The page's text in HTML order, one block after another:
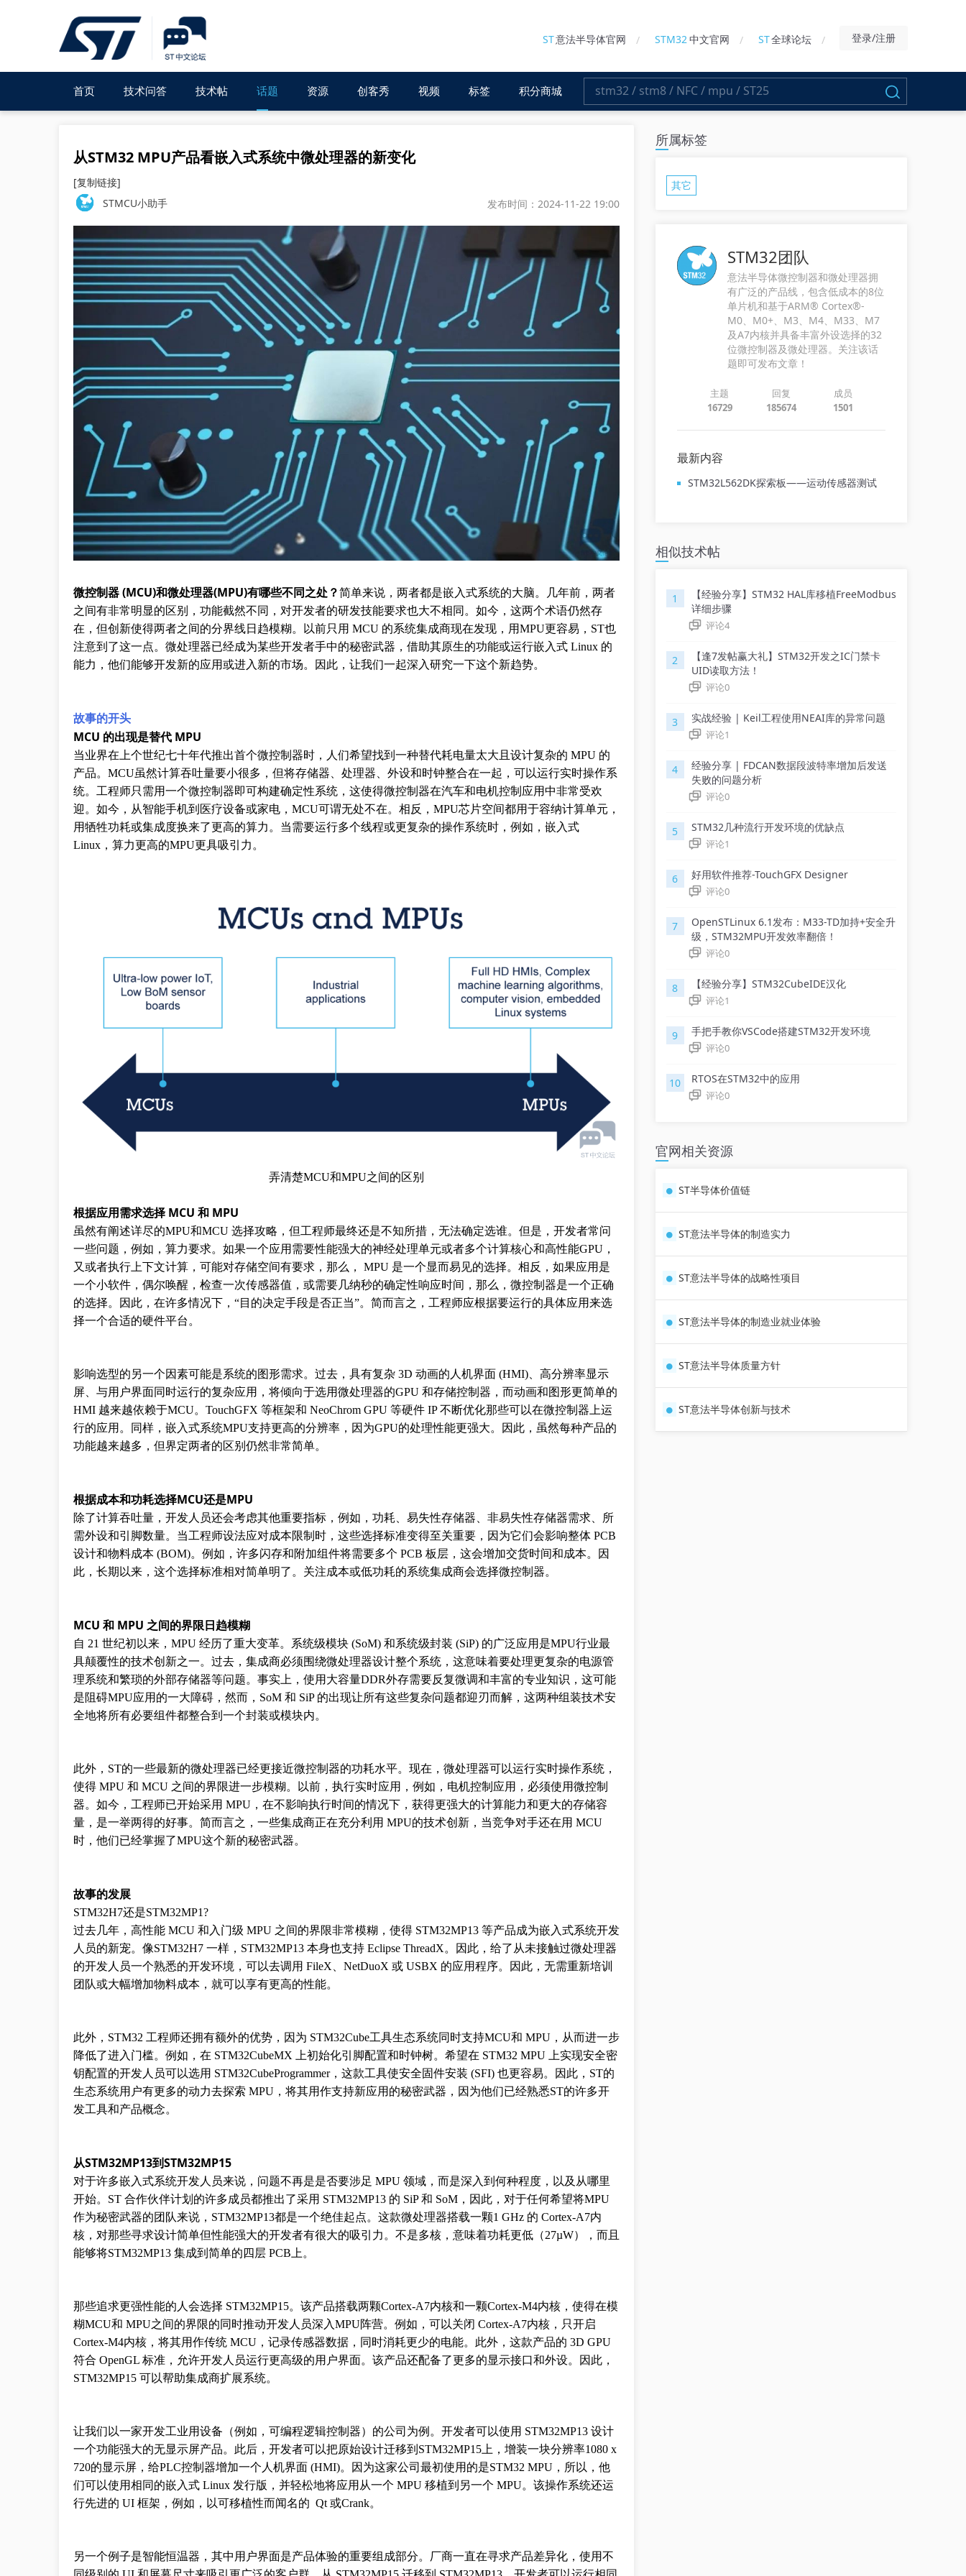
ST意法半导体官网 STM32中文官网 ST全球论坛 登录/注册
首页 技术问答 技术帖 话题 资源 创客秀 视频 标签 积分商城
从STM32 MPU产品看嵌入式系统中微处理器的新变化
[复制链接]
STMCU小助手
发布时间：2024-11-22 19:00
微控制器 (MCU)和微处理器(MPU)有哪些不同之处？简单来说，两者都是嵌入式系统的大脑。几年前，两者
之间有非常明显的区别，功能截然不同，对开发者的研发技能要求也大不相同。如今，这两个术语仍然存
在，但创新使得两者之间的分界线日趋模糊。以前只用 MCU 的系统集成商现在发现，用MPU更容易，ST也
注意到了这一点。微处理器已经成为某些开发者手中的秘密武器，借助其原生的功能或运行嵌入式 Linux 的
能力，他们能够开发新的应用或进入新的市场。因此，让我们一起深入研究一下这个新趋势。
故事的开头
MCU 的出现是替代 MPU
当业界在上个世纪七十年代推出首个微控制器时，人们希望找到一种替代耗电量太大且设计复杂的 MPU 的
产品。MCU虽然计算吞吐量要小很多，但将存储器、处理器、外设和时钟整合在一起，可以运行实时操作系
统。工程师只需用一个微控制器即可构建确定性系统，这使得微控制器在汽车和电机控制应用中非常受欢
迎。如今，从智能手机到医疗设备或家电，MCU可谓无处不在。相反，MPU芯片空间都用于容纳计算单元，
用牺牲功耗或集成度换来了更高的算力。当需要运行多个线程或更复杂的操作系统时，例如，嵌入式
Linux，算力更高的MPU更具吸引力。
弄清楚MCU和MPU之间的区别
根据应用需求选择 MCU 和 MPU
虽然有阐述详尽的MPU和MCU 选择攻略，但工程师最终还是不知所措，无法确定选谁。但是，开发者常问
一些问题，例如，算力要求。如果一个应用需要性能强大的神经处理单元或者多个计算核心和高性能GPU，
又或者执行上下文计算，可能对存储空间有要求，那么， MPU 是一个显而易见的选择。相反，如果应用是
一个小软件，偶尔唤醒，检查一次传感器值，或需要几纳秒的确定性响应时间，那么，微控制器是一个正确
的选择。因此，在许多情况下，“目的决定手段是否正当”。简而言之，工程师应根据要运行的具体应用来选
择一个合适的硬件平台。
影响选型的另一个因素可能是系统的图形需求。过去，具有复杂 3D 动画的人机界面 (HMI)、高分辨率显示
屏、与用户界面同时运行的复杂应用，将倾向于选用微处理器的GPU 和存储控制器，而动画和图形更简单的
HMI 越来越依赖于MCU。TouchGFX 等框架和 NeoChrom GPU 等硬件 IP 不断优化那些可以在微控制器上运
行的应用。同样，嵌入式系统MPU支持更高的分辨率，因为GPU的处理性能更强大。因此，虽然每种产品的
功能越来越多，但界定两者的区别仍然非常简单。
根据成本和功耗选择MCU还是MPU
除了计算吞吐量，开发人员还会考虑其他重要指标，例如，功耗、易失性存储器、非易失性存储器需求、所
需外设和引脚数量。当工程师设法应对成本限制时，这些选择标准变得至关重要，因为它们会影响整体 PCB
设计和物料成本 (BOM)。例如，许多闪存和附加组件将需要多个 PCB 板层，这会增加交货时间和成本。因
此，长期以来，这个选择标准相对简单明了。关注成本或低功耗的系统集成商会选择微控制器。
MCU 和 MPU 之间的界限日趋模糊
自 21 世纪初以来，MPU 经历了重大变革。系统级模块 (SoM) 和系统级封装 (SiP) 的广泛应用是MPU行业最
具颠覆性的技术创新之一。过去，集成商必须围绕微处理器设计整个系统，这意味着要处理更复杂的电源管
理系统和繁琐的外部存储器等问题。事实上，使用大容量DDR外存需要反复微调和丰富的专业知识，这可能
是阻碍MPU应用的一大障碍，然而，SoM 和 SiP 的出现让所有这些复杂问题都迎刃而解，这两种组装技术安
全地将所有必要组件都整合到一个封装或模块内。
此外，ST的一些最新的微处理器已经更接近微控制器的功耗水平。现在，微处理器可以运行实时操作系统，
使得 MPU 和 MCU 之间的界限进一步模糊。以前，执行实时应用，例如，电机控制应用，必须使用微控制
器。如今，工程师已开始采用 MPU，在不影响执行时间的情况下，获得更强大的计算能力和更大的存储容
量，是一举两得的好事。简而言之，一些集成商正在充分利用 MPU的技术创新，当竞争对手还在用 MCU
时，他们已经掌握了MPU这个新的秘密武器。
故事的发展
STM32H7还是STM32MP1?
过去几年，高性能 MCU 和入门级 MPU 之间的界限非常模糊，使得 STM32MP13 等产品成为嵌入式系统开发
人员的新宠。像STM32H7 一样，STM32MP13 本身也支持 Eclipse ThreadX。因此，给了从未接触过微处理器
的开发人员一个熟悉的开发环境，可以去调用 FileX、NetDuoX 或 USBX 的应用程序。因此，无需重新培训
团队或大幅增加物料成本，就可以享有更高的性能。
此外，STM32 工程师还拥有额外的优势，因为 STM32Cube工具生态系统同时支持MCU和 MPU，从而进一步
降低了进入门槛。例如，在 STM32CubeMX 上初始化引脚配置和时钟树。希望在 STM32 MPU 上实现安全密
钥配置的开发人员可以选用 STM32CubeProgrammer，这款工具使安全固件安装 (SFI) 也更容易。因此，ST的
生态系统用户有更多的动力去探索 MPU，将其用作支持新应用的秘密武器，因为他们已经熟悉ST的许多开
发工具和产品概念。
从STM32MP13到STM32MP15
对于许多嵌入式系统开发人员来说，问题不再是是否要涉足 MPU 领域，而是深入到何种程度，以及从哪里
开始。ST 合作伙伴计划的许多成员都推出了采用 STM32MP13 的 SiP 和 SoM，因此，对于任何希望将MPU
作为秘密武器的团队来说，STM32MP13都是一个绝佳起点。这款微处理器搭载一颗1 GHz 的 Cortex-A7内
核，对那些寻求设计简单但性能强大的开发者有很大的吸引力。不是多核，意味着功耗更低（27µW），而且
能够将STM32MP13 集成到简单的四层 PCB上。
那些追求更强性能的人会选择 STM32MP15。该产品搭载两颗Cortex-A7内核和一颗Cortex-M4内核，使得在模
糊MCU和 MPU之间的界限的同时推动开发人员深入MPU阵营。例如，可以关闭 Cortex-A7内核，只开启
Cortex-M4内核，将其用作传统 MCU，记录传感器数据，同时消耗更少的电能。此外，这款产品的 3D GPU
符合 OpenGL 标准，允许开发人员运行更高级的用户界面。该产品还配备了更多的显示接口和外设。因此，
STM32MP15 可以帮助集成商扩展系统。
让我们以一家开发工业用设备（例如，可编程逻辑控制器）的公司为例。开发者可以使用 STM32MP13 设计
一个功能强大的无显示屏产品。此后，开发者可以把原始设计迁移到STM32MP15上，增装一块分辨率1080 x
720的显示屏，给PLC控制器增加一个人机界面 (HMI)。因为这家公司最初使用的是STM32 MPU，所以，他
们可以使用相同的嵌入式 Linux 发行版，并轻松地将应用从一个 MPU 移植到另一个 MPU。该操作系统还运
行先进的 UI 框架，例如，以可移植性而闻名的 Qt 或Crank。
另一个例子是智能恒温器，其中用户界面是产品体验的重要组成部分。厂商一直在寻求产品差异化，使用不
所属标签
其它
STM32团队
意法半导体微控制器和微处理器拥
有广泛的产品线，包含低成本的8位
单片机和基于ARM® Cortex®-
M0、M0+、M3、M4、M33、M7
及A7内核并具备丰富外设选择的32
位微控制器及微处理器。关注该话
题即可发布文章！
主题
16729
回复
185674
成员
1501
最新内容
STM32L562DK探索板——运动传感器测试
相似技术帖
1
【经验分享】STM32 HAL库移植FreeModbus
详细步骤
评论4
2
【逢7发帖赢大礼】STM32开发之IC门禁卡
UID读取方法！
评论0
3 实战经验 | Keil工程使用NEAI库的异常问题
评论1
4
经验分享 | FDCAN数据段波特率增加后发送
失败的问题分析
评论0
5 STM32几种流行开发环境的优缺点
评论1
6 好用软件推荐-TouchGFX Designer
评论0
7
OpenSTLinux 6.1发布：M33-TD加持+安全升
级，STM32MPU开发效率翻倍！
评论0
8 【经验分享】STM32CubeIDE汉化
评论1
9 手把手教你VSCode搭建STM32开发环境
评论0
10 RTOS在STM32中的应用
评论0
官网相关资源
ST半导体价值链
ST意法半导体的制造实力
ST意法半导体的战略性项目
ST意法半导体的制造业就业体验
ST意法半导体质量方针
ST意法半导体创新与技术